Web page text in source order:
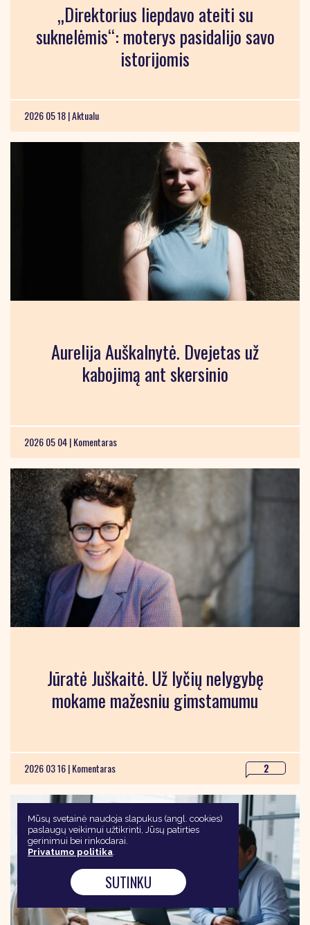
„Direktorius liepdavo ateiti su
suknelėmis“: moterys pasidalijo savo
istorijomis
2026 05 18 |Aktualu
Aurelija Auškalnytė. Dvejetas už
kabojimą ant skersinio
2026 05 04 |Komentaras
Jūratė Juškaitė. Už lyčių nelygybę
mokame mažesniu gimstamumu
2026 03 16 |Komentaras 2
Mūsų svetainė naudoja slapukus (angl. cookies)
paslaugų veikimui užtikrinti, Jūsų patirties
gerinimui bei rinkodarai.
Privatumo politika.
SUTINKU